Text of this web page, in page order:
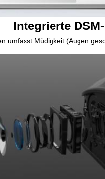
Integrierte
umfasst Müdigkeit (Augen